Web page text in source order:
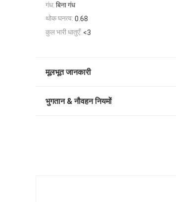
गंध: बिना गंध
थोक घनत्व: 0.68
कुल भारी धातुएँ: <3
मूलभूत जानकारी
भुगतान & नौवहन नियमों